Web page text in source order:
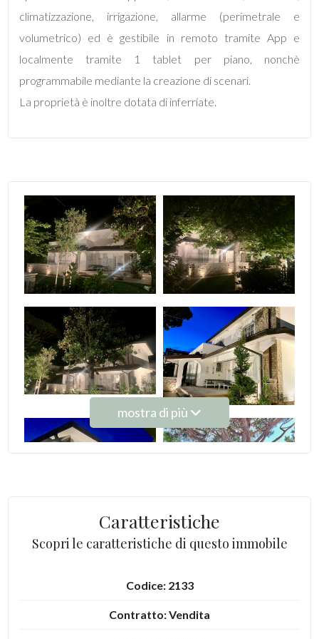
climatizzazione, irrigazione, allarme (perimetrale e
volumetrico) ed è gestibile in remoto tramite App e
localmente tramite 1 tablet per piano, nonchè
programmabile mediante la creazione di scenari.
La proprietà è inoltre dotata di inferriate.
mostra di più
Caratteristiche
Scopri le caratteristiche di questo immobile
Codice: 2133
Contratto: Vendita
5
5+
Altre
Giardino
Posto auto/Box
Balcone/Terrazzo
Ascensore
Arredato
Nuova costruzione